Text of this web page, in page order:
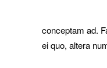
conceptam ad.
ei quo, altera